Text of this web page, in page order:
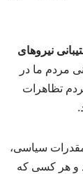
نیروهای
مردم ما در
تظاهرات
مقدرات سیاسی،
و هر کسی که